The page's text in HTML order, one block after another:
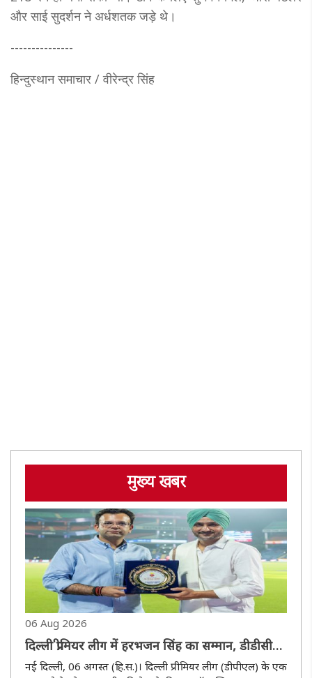
और साई सुदर्शन ने अर्धशतक जड़े थे।
---------------
हिन्दुस्थान समाचार / वीरेन्द्र सिंह
मुख्य खबर
06 Aug 2026
दिल्ली प्रीमियर लीग में हरभजन सिंह का सम्मान, डीडीसीए
अध्यक्ष रोहन जेटली ने किया अभिनंदन
नई दिल्ली, 06 अगस्त (हि.स.)। दिल्ली प्रीमियर लीग (डीपीएल) के एक